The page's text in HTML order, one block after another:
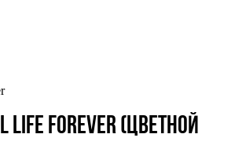
Forever (цветной